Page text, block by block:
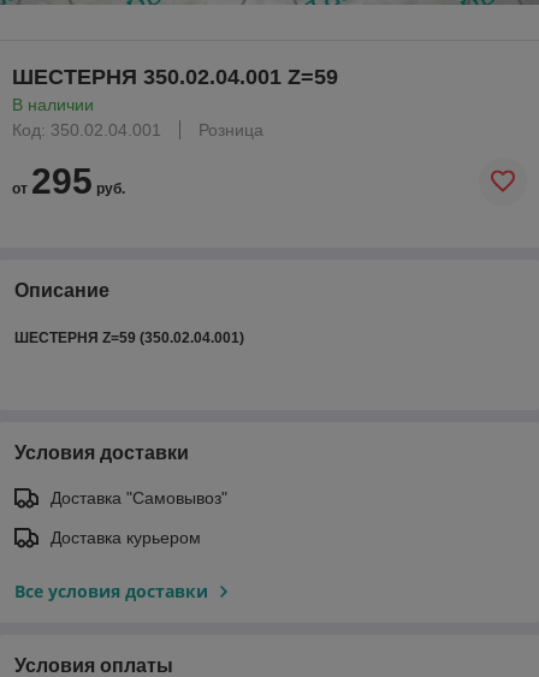
ШЕСТЕРНЯ 350.02.04.001 Z=59
В наличии
Код: 350.02.04.001
Розница
от 295 руб.
Описание
ШЕСТЕРНЯ Z=59 (350.02.04.001)
Условия доставки
Доставка "Самовывоз"
Доставка курьером
Все условия доставки
Условия оплаты